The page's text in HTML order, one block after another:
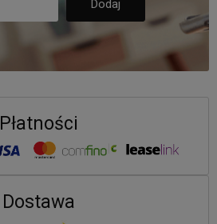
Płatności
Dostawa